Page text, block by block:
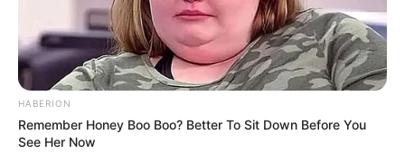
HABERION
Remember Honey Boo Boo? Better To Sit Down Before You
See Her Now